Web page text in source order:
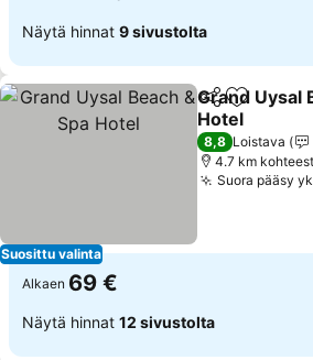
Näytä hinnat 9 sivustolta
Suosittu valinta
Jaa Lisää
Grand Uysal
Hotel
Katso hinnat
8,8 Loistava
4.7 km
Suora pääsy
Alkaen 69 €
Näytä hinnat 12 sivustolta